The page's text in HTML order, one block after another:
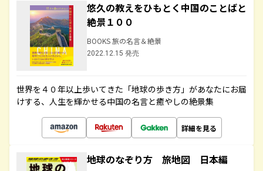
悠久の教えをひもとく中国のことばと
絶景１００
BOOKS 旅の名言＆絶景
2022.12.15 発売
世界を４０年以上歩いてきた「地球の歩き方」があなたにお届
けする、人生を輝かせる中国の名言と癒やしの絶景集
詳細を見る
地球のなぞり方 旅地図 日本編